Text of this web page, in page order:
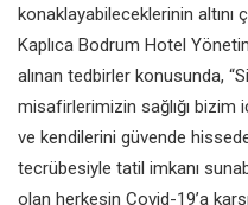
konaklayabileceklerinin
Kaplıca Bodrum Hotel
alınan tedbirler konusunda,
misafirlerimizin sağlığı bizim
ve kendilerini güvende
tecrübesiyle tatil imkanı
olan herkesin Covid-19’a